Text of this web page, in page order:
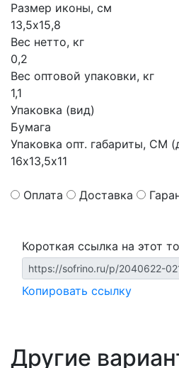
Размер иконы, см
13,5х15,8
Вес нетто, кг
0,2
Вес оптовой упаковки, кг
1,1
Упаковка (вид)
Бумага
Упаковка опт. габариты, СМ
16х13,5х11
Оплата Доставка
Короткая ссылка на этот
Копировать ссылку
Другие